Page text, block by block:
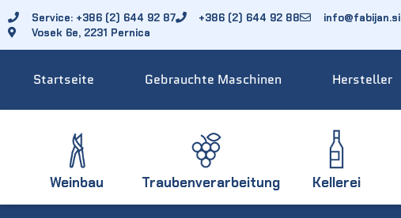
Service: +386 (2) 644 92 87 +386 (2) 644 92 88
info@fabijan.si
Vosek 6e, 2231 Pernica
Startseite Gebrauchte Maschinen Hersteller
Weinbau Traubenverarbeitung Kellerei